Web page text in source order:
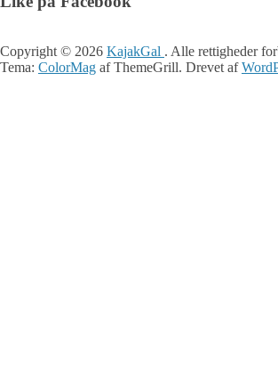
Copyright © 2026 KajakGal . Alle rettigheder
Tema: ColorMag af ThemeGrill. Drevet af